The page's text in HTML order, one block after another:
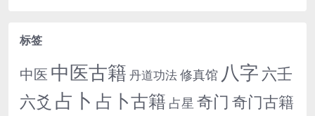
标签
中医 中医古籍 丹道功法修真馆 八字 六壬
六爻 占卜 占卜古籍 占星 奇门 奇门古籍